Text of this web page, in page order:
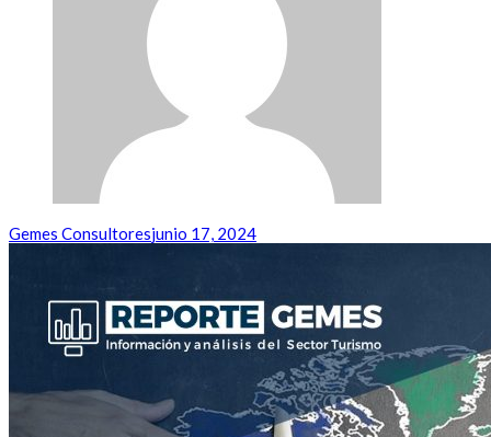
Gemes Consultoresjunio 17, 2024